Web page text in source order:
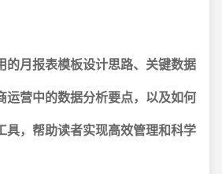
的月报表模板设计思路、关键数据
运营中的数据分析要点，以及如何
具，帮助读者实现高效管理和科学